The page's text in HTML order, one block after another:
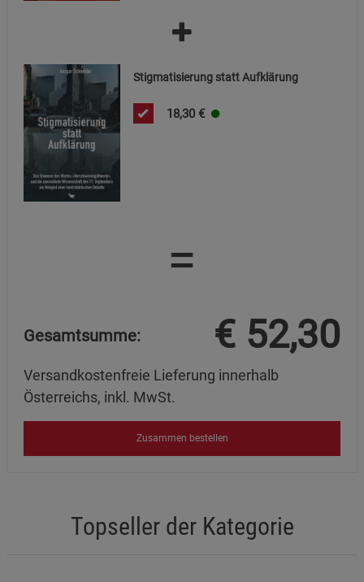
Stigmatisierung statt Aufklärung
18,30 €
=
Gesamtsumme: € 52,30
Versandkostenfreie Lieferung innerhalb
Österreichs, inkl. MwSt.
Zusammen bestellen
Topseller der Kategorie